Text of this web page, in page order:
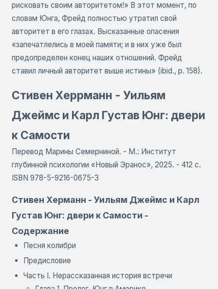
рисковать своим авторитетом!» В этот момент, по
словам Юнга, Фрейд полностью утратил свой
авторитет в его глазах. Высказанные опасения
«запечатлелись в моей памяти; и в них уже был
предопределен конец наших отношений. Фрейд
ставил личный авторитет выше истины» (ibid., р. 158).
Стивен Xеррманн - Уильям
Джеймс и Карл Густав Юнг: двери
к Самости
Перевод Марины Семерниной. - М.: Институт
глубинной психологии «Новый Эранос», 2025. - 412 с.
ISBN 978-5-9216-0675-3
Стивен Xерманн - Уильям Джеймс и Карл
Густав Юнг: двери к Самости -
Содержание
Песня колибри
Предисловие
Часть I. Нерассказанная история встречи